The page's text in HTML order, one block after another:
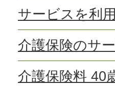
サービスを利
介護保険のサ
介護保険料 40